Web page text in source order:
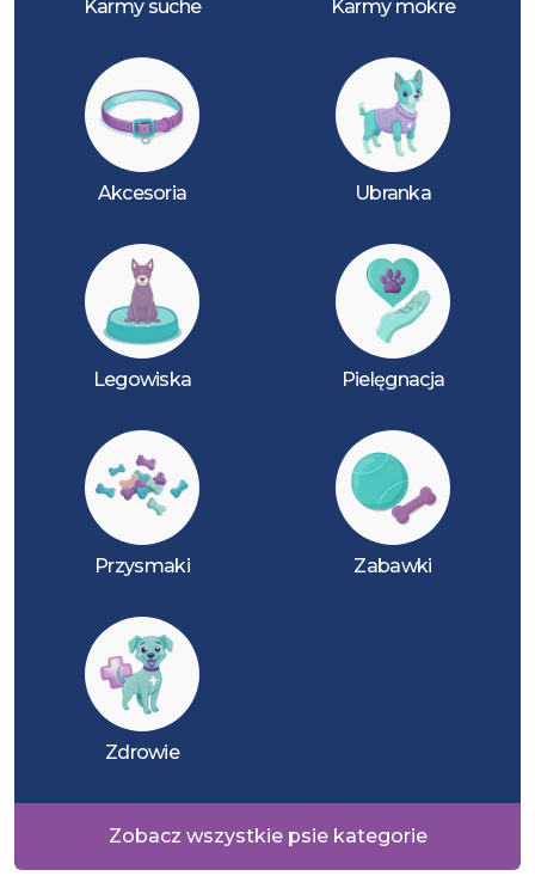
Karmy suche Karmy mokre
Akcesoria Ubranka
Legowiska Pielęgnacja
Przysmaki Zabawki
Zdrowie
Zobacz wszystkie psie kategorie